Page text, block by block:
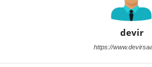
devir
https://